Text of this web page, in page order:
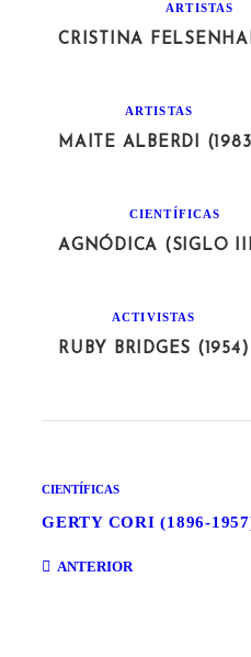
ARTISTAS
CRISTINA
ARTISTAS
MAITE ALBERDI
CIENTÍFICAS
AGNÓDICA (SIGLO
ACTIVISTAS
RUBY BRIDGES (1954)
CIENTÍFICAS
GERTY CORI (1896-
ANTERIOR